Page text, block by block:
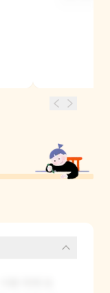
빵 위에 토